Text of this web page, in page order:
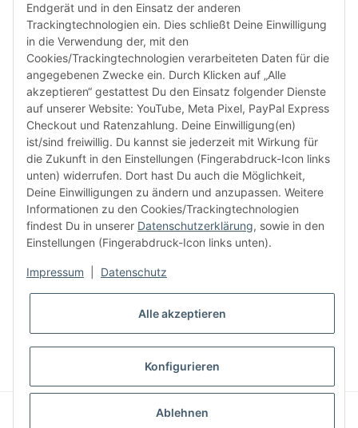
Endgerät und in den Einsatz der anderen
Trackingtechnologien ein. Dies schließt Deine Einwilligung
in die Verwendung der, mit den
Cookies/Trackingtechnologien verarbeiteten Daten für die
angegebenen Zwecke ein. Durch Klicken auf „Alle
akzeptieren“ gestattest Du den Einsatz folgender Dienste
auf unserer Website: YouTube, Meta Pixel, PayPal Express
Checkout und Ratenzahlung. Deine Einwilligung(en)
ist/sind freiwillig. Du kannst sie jederzeit mit Wirkung für
die Zukunft in den Einstellungen (Fingerabdruck-Icon links
unten) widerrufen. Dort hast Du auch die Möglichkeit,
Deine Einwilligungen zu ändern und anzupassen. Weitere
Informationen zu den Cookies/Trackingtechnologien
findest Du in unserer Datenschutzerklärung, sowie in den
Einstellungen (Fingerabdruck-Icon links unten).
Impressum Datenschutz
Alle akzeptieren
Konfigurieren
Ablehnen
Bitte habe Verständnis dafür, dass Du uns ausschließlich zu
den oben genannten Geschäftszeiten telefonisch
kontaktieren kannst.
facebookyoutubeinstagram
tiktok
Informationen
Kundenservice
Mehr von Audiolith
VERTRAG WIDERRUFEN
© Audiolith International GmbH